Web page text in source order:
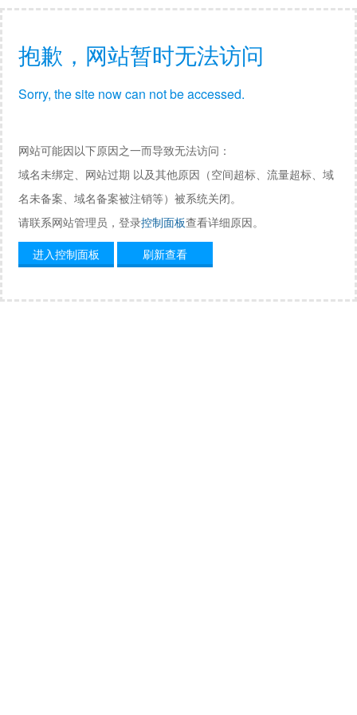
抱歉，网站暂时无法访问
Sorry, the site now can not be accessed.
网站可能因以下原因之一而导致无法访问：
域名未绑定、网站过期 以及其他原因（空间超标、流量超标、域
名未备案、域名备案被注销等）被系统关闭。
请联系网站管理员，登录控制面板查看详细原因。
进入控制面板
刷新查看